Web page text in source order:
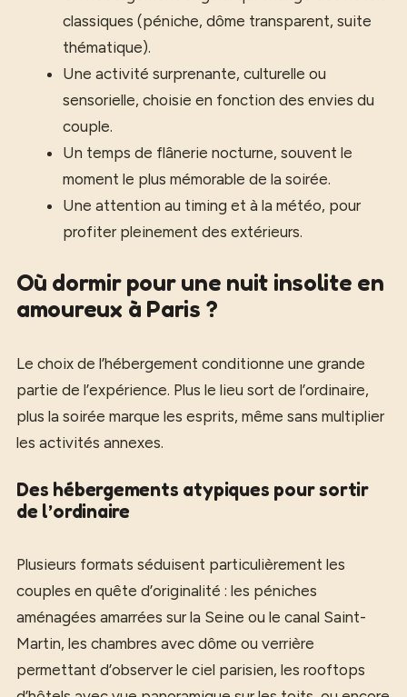
classiques (péniche, dôme transparent, suite
thématique).
Une activité surprenante, culturelle ou
sensorielle, choisie en fonction des envies du
couple.
Un temps de flânerie nocturne, souvent le
moment le plus mémorable de la soirée.
Une attention au timing et à la météo, pour
profiter pleinement des extérieurs.
Où dormir pour une nuit insolite en
amoureux à Paris ?
Le choix de l’hébergement conditionne une grande
partie de l’expérience. Plus le lieu sort de l’ordinaire,
plus la soirée marque les esprits, même sans multiplier
les activités annexes.
Des hébergements atypiques pour sortir
de l’ordinaire
Plusieurs formats séduisent particulièrement les
couples en quête d’originalité : les péniches
aménagées amarrées sur la Seine ou le canal Saint-
Martin, les chambres avec dôme ou verrière
permettant d’observer le ciel parisien, les rooftops